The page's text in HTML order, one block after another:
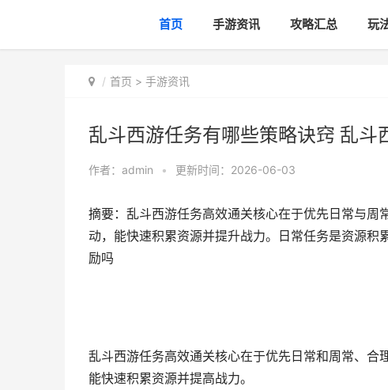
首页 手游资讯 攻略汇总 玩
首页 > 手游资讯
乱斗西游任务有哪些策略诀窍 乱斗
作者： admin • 更新时间：2026-06-03
摘要：乱斗西游任务高效通关核心在于优先日常与
动，能快速积累资源并提升战力。日常任务是资源
励吗
乱斗西游任务高效通关核心在于优先日常和周常、合
能快速积累资源并提高战力。